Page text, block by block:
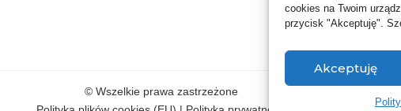
cookies na Twoim
przycisk "Akceptuję".
Akceptuję
© Wszelkie prawa zastrzeżone